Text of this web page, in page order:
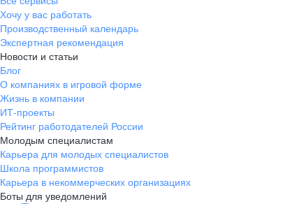
Хочу у вас работать
Производственный календарь
Экспертная рекомендация
Новости и статьи
Блог
О компаниях в игровой форме
Жизнь в компании
ИТ-проекты
Рейтинг работодателей России
Молодым специалистам
Карьера для молодых специалистов
Школа программистов
Карьера в некоммерческих организациях
Боты для уведомлений